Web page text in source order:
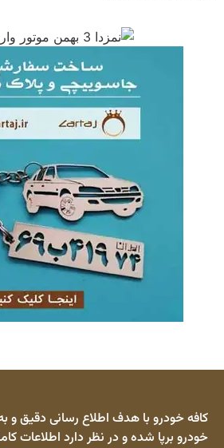
کافه خودرو با هدف اطلاع رسانی دقیق و
خودرو برپا شده و در نظر دارد اطلاعات